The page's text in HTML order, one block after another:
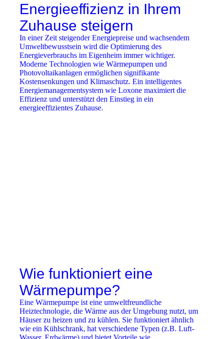
Energieeffizienz in Ihrem
Zuhause steigern
In einer Zeit steigender Energiepreise und wachsendem
Umweltbewusstsein wird die Optimierung des
Energieverbrauchs im Eigenheim immer wichtiger.
Moderne Technologien wie Wärmepumpen und
Photovoltaikanlagen ermöglichen signifikante
Kostensenkungen und Klimaschutz. Ein intelligentes
Energiemanagementsystem wie Loxone maximiert die
Effizienz und unterstützt den Einstieg in ein
energieeffizientes Zuhause.
Wie funktioniert eine
Wärmepumpe?
Eine Wärmepumpe ist eine umweltfreundliche
Heiztechnologie, die Wärme aus der Umgebung nutzt, um
Häuser zu heizen und zu kühlen. Sie funktioniert ähnlich
wie ein Kühlschrank, hat verschiedene Typen (z.B. Luft-
Wasser, Erdwärme) und bietet Vorteile wie